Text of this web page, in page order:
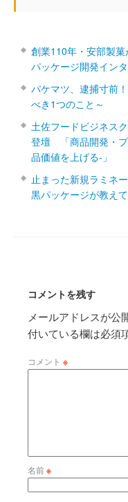
創業110年・安部製菓
パッケージ開発イン
パケマツ、逮捕寸前
べき1つのこと～
土佐フードビジネス
登壇 「商品開発・プ
品価値を上げる‐」
止まった新規ラミネ
黒パッケージが教え
コメントを残す
メールアドレスが公
付いている欄は必須
コメント ※
名前※